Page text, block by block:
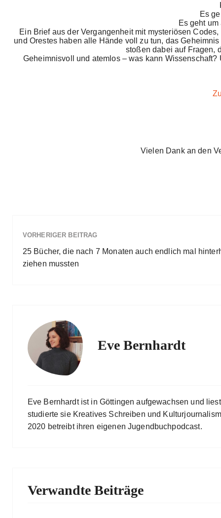
Es
Es geht
Ein Brief aus der Vergangenheit mit mysteriösen
und Orestes haben alle Hände voll zu tun, das
stoßen dabei auf Fragen,
Geheimnisvoll und atemlos – was kann
Vielen Dank an den
VORHERIGER BEITRAG
25 Bücher, die nach 7 Monaten auch endlich mal
ziehen mussten
Eve Bernhardt
Eve Bernhardt ist in Göttingen aufgewachsen und
studierte sie Kreatives Schreiben und
2020 betreibt ihren eigenen Jugendbuchpodcast.
Verwandte Beiträge